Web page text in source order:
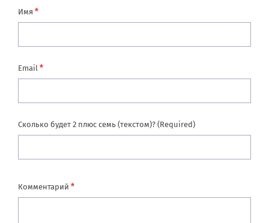
Имя *
Email *
Сколько будет 2 плюс семь (текстом)? (Required)
Комментарий *